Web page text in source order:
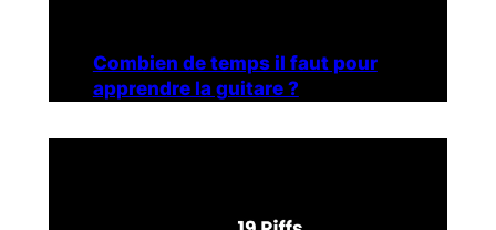
Combien de temps il faut pour
apprendre la guitare ?